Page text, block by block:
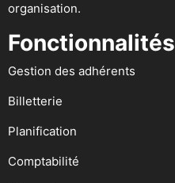
organisation.
Fonctionnalités
Gestion des adhérents
Billetterie
Planification
Comptabilité